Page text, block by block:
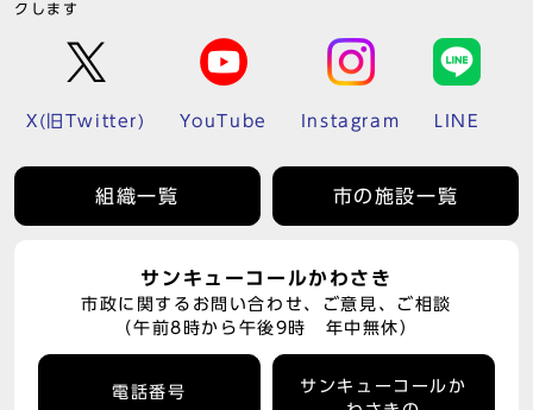
クします
X(旧Twitter) YouTube Instagram LINE
組織一覧 市の施設一覧
サンキューコールかわさき
市政に関するお問い合わせ、ご意見、ご相談
（午前8時から午後9時 年中無休）
電話番号
サンキューコールか